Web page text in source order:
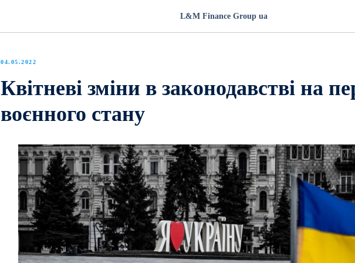
L&M Finance Group ua
04.05.2022
Квітневі зміни в законодавстві на
воєнного стану